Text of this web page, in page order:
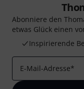
Abonniere den
etwas Glück einen
Inspirierende
E-Mail-Adresse*